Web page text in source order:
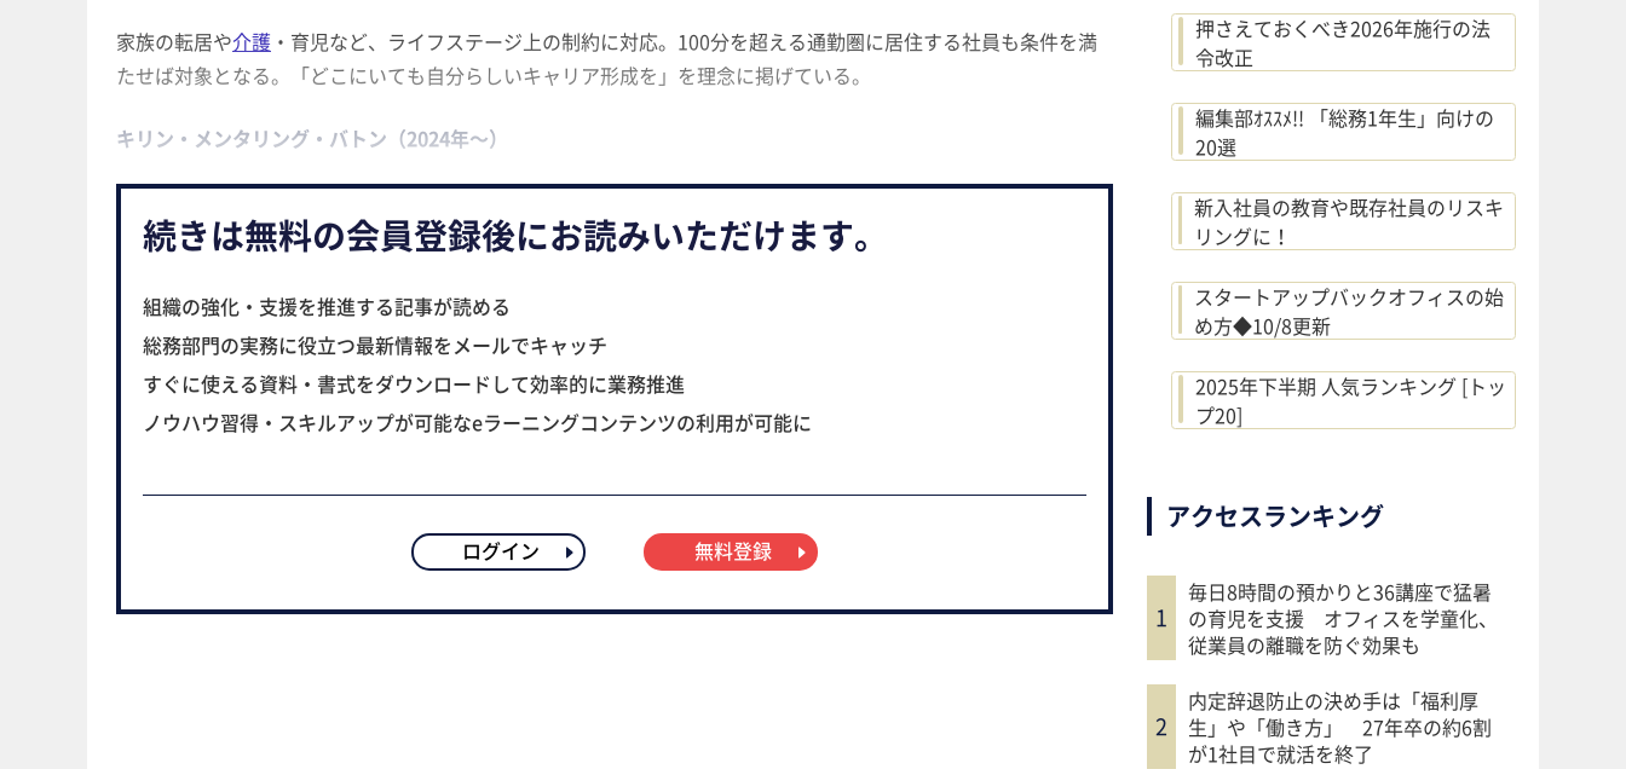
押さえておくべき2026年施行の法
令改正
編集部ｵｽｽﾒ!! 「総務1年生」向けの
20選
新入社員の教育や既存社員のリスキ
リングに！
スタートアップバックオフィスの始
め方◆10/8更新
2025年下半期 人気ランキング [トッ
プ20]
アクセスランキング
毎日8時間の預かりと36講座で猛暑
の育児を支援 オフィスを学童化、
従業員の離職を防ぐ効果も
内定辞退防止の決め手は「福利厚
生」や「働き方」 27年卒の約6割
が1社目で就活を終了
家族の転居や介護 ・育児など、ライフステージ上の制約に対応。100分を超える通勤圏に居住する社員も条件を満
たせば対象となる。「どこにいても自分らしいキャリア形成を」を理念に掲げている。
キリン・メンタリング・バトン（2024年～）
続きは無料の会員登録後にお読みいただけます。
組織の強化・支援を推進する記事が読める
総務部門の実務に役立つ最新情報をメールでキャッチ
すぐに使える資料・書式をダウンロードして効率的に業務推進
ノウハウ習得・スキルアップが可能なeラーニングコンテンツの利用が可能に
ログイン 無料登録